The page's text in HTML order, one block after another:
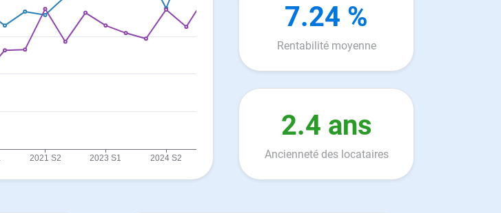
7.24 %
Rentabilité moyenne
2.4 ans
Ancienneté des locataires